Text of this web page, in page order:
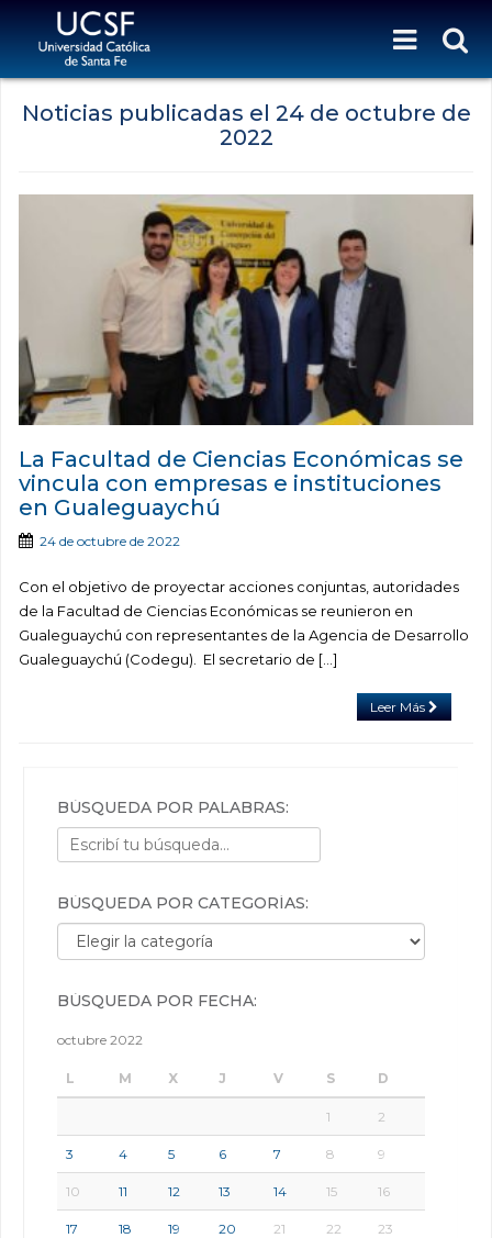
Noticias publicadas el 24 de octubre de
2022
La Facultad de Ciencias Económicas se
vincula con empresas e instituciones
en Gualeguaychú
24 de octubre de 2022
Con el objetivo de proyectar acciones conjuntas, autoridades
de la Facultad de Ciencias Económicas se reunieron en
Gualeguaychú con representantes de la Agencia de Desarrollo
Gualeguaychú (Codegu). El secretario de […]
Leer Más
BÚSQUEDA POR PALABRAS:
BÚSQUEDA POR CATEGORÍAS:
Búsqueda por categorías:
BÚSQUEDA POR FECHA:
octubre 2022
L M X J V S D
1 2
3 4 5 6 7 8 9
10 11 12 13 14 15 16
17 18 19 20 21 22 23